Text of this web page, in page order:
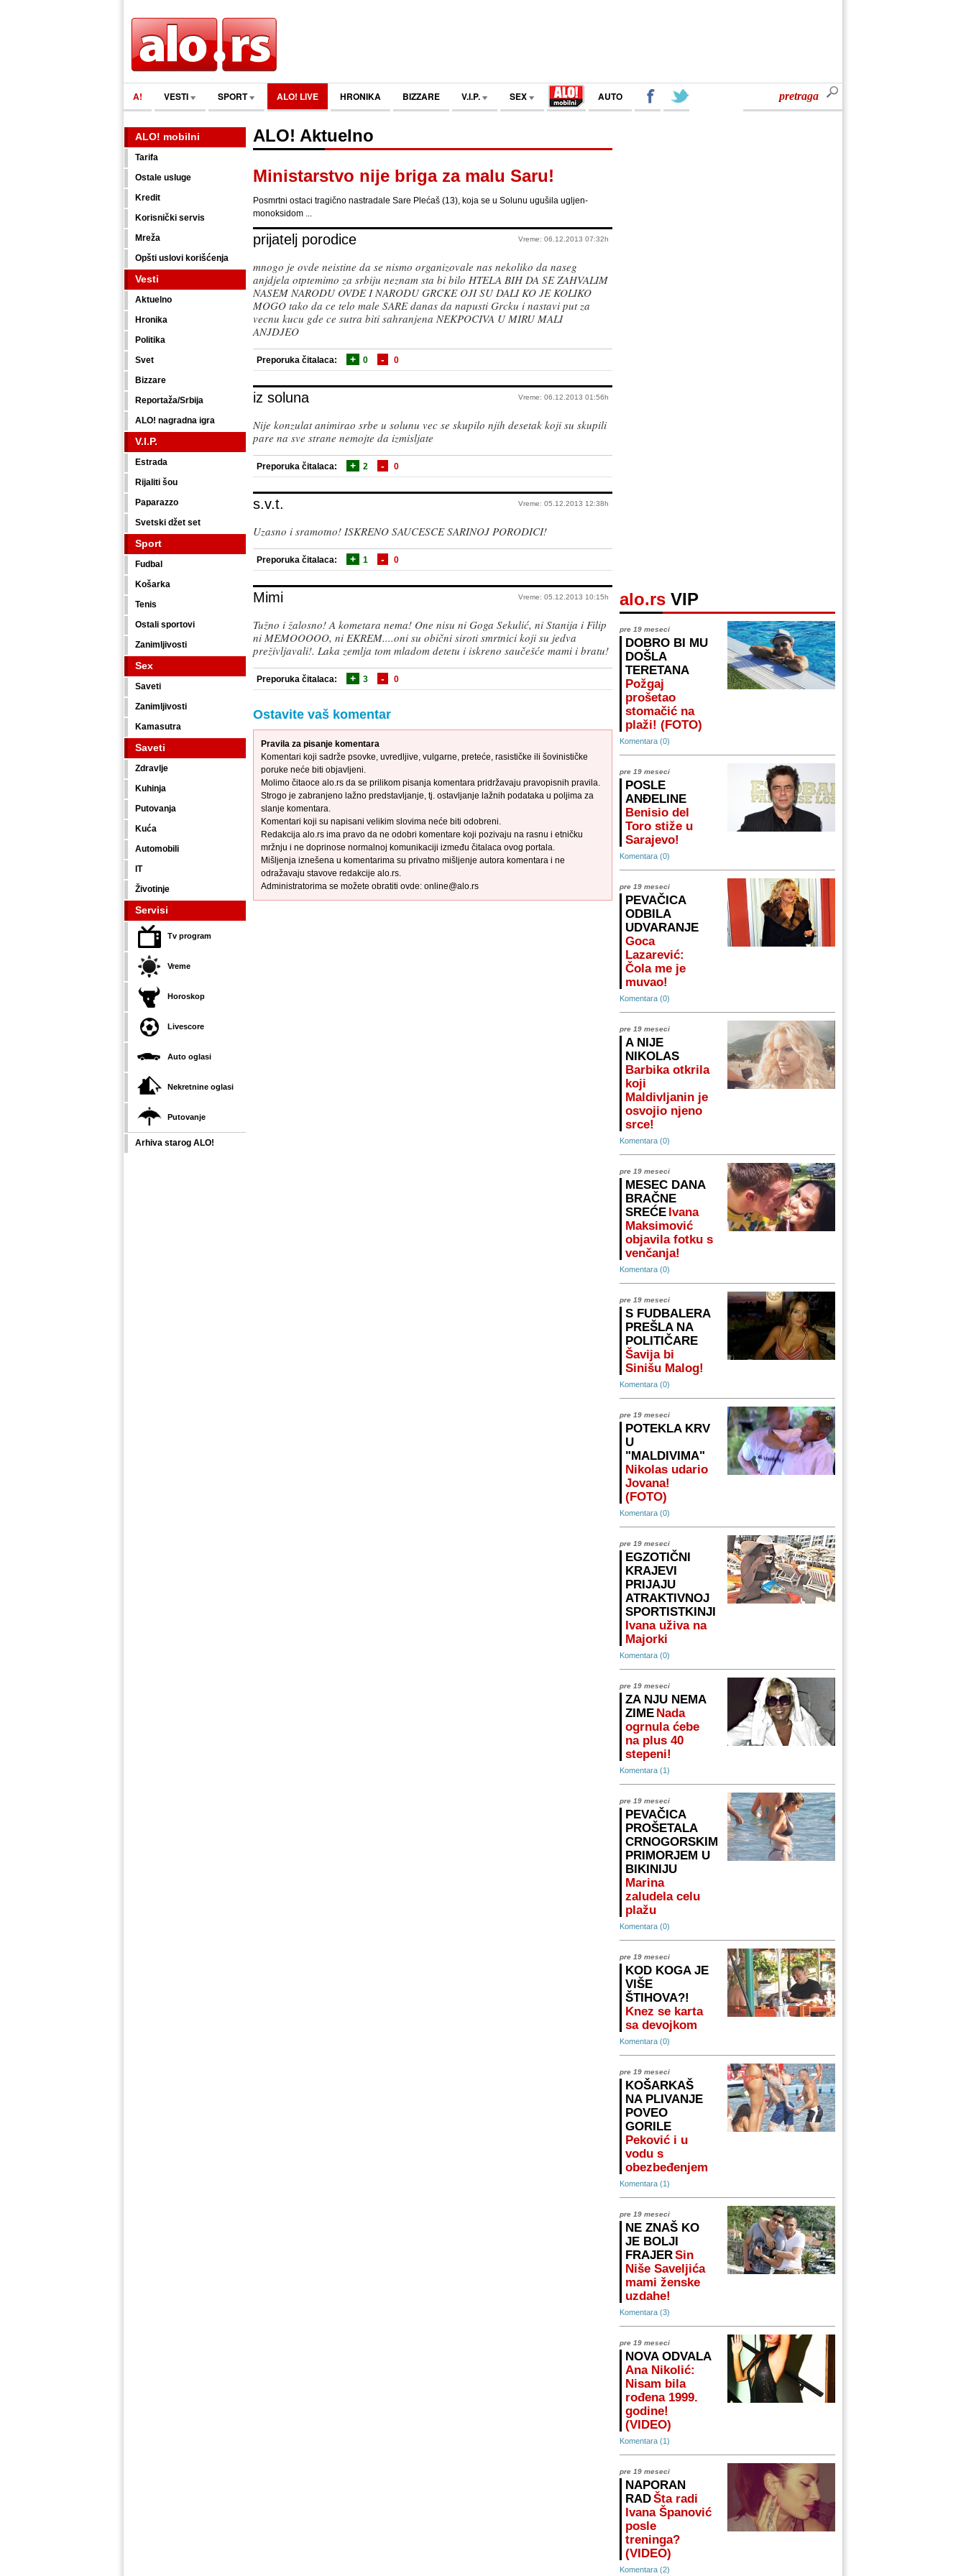
A! VESTI SPORT ALO! LIVE HRONIKA BIZZARE V.I.P. SEX AUTO
ALO! mobilni
Tarifa
Ostale usluge
Kredit
Korisnički servis
Mreža
Opšti uslovi korišćenja
Vesti
Aktuelno
Hronika
Politika
Svet
Bizzare
Reportaža/Srbija
ALO! nagradna igra
V.I.P.
Estrada
Rijaliti šou
Paparazzo
Svetski džet set
Sport
Fudbal
Košarka
Tenis
Ostali sportovi
Zanimljivosti
Sex
Saveti
Zanimljivosti
Kamasutra
Saveti
Zdravlje
Kuhinja
Putovanja
Kuća
Automobili
IT
Životinje
Servisi
Tv program
Vreme
Horoskop
Livescore
Auto oglasi
Nekretnine oglasi
Putovanje
Arhiva starog ALO!
ALO! Aktuelno
Ministarstvo nije briga za malu Saru!
Posmrtni ostaci tragično nastradale Sare Plećaš (13), koja se u Solunu ugušila ugljen-
monoksidom ...
prijatelj porodice Vreme: 06.12.2013 07:32h
mnogo je ovde neistine da se nismo organizovale nas nekoliko da naseg
anjdjela otptemimo za srbiju neznam sta bi bilo HTELA BIH DA SE ZAHVALIM
NASEM NARODU OVDE I NARODU GRCKE OJI SU DALI KO JE KOLIKO
MOGO tako da ce telo male SARE danas da napusti Grcku i nastavi put za
vecnu kucu gde ce sutra biti sahranjena NEKPOCIVA U MIRU MALI
ANJDJEO
Preporuka čitalaca: + 0 - 0
iz soluna Vreme: 06.12.2013 01:56h
Nije konzulat animirao srbe u solunu vec se skupilo njih desetak koji su skupili
pare na sve strane nemojte da izmisljate
Preporuka čitalaca: + 2 - 0
s.v.t. Vreme: 05.12.2013 12:38h
Uzasno i sramotno! ISKRENO SAUCESCE SARINOJ PORODICI!
Preporuka čitalaca: + 1 - 0
Mimi Vreme: 05.12.2013 10:15h
Tužno i žalosno! A kometara nema! One nisu ni Goga Sekulić, ni Stanija i Filip
ni MEMOOOOO, ni EKREM....oni su obični siroti smrtnici koji su jedva
preživljavali!. Laka zemlja tom mladom detetu i iskreno saučešće mami i bratu!
Preporuka čitalaca: + 3 - 0
Ostavite vaš komentar
Pravila za pisanje komentara
Komentari koji sadrže psovke, uvredljive, vulgarne, preteće, rasističke ili šovinističke
poruke neće biti objavljeni.
Molimo čitaoce alo.rs da se prilikom pisanja komentara pridržavaju pravopisnih pravila.
Strogo je zabranjeno lažno predstavljanje, tj. ostavljanje lažnih podataka u poljima za
slanje komentara.
Komentari koji su napisani velikim slovima neće biti odobreni.
Redakcija alo.rs ima pravo da ne odobri komentare koji pozivaju na rasnu i etničku
mržnju i ne doprinose normalnoj komunikaciji između čitalaca ovog portala.
Mišljenja iznešena u komentarima su privatno mišljenje autora komentara i ne
odražavaju stavove redakcije alo.rs.
Administratorima se možete obratiti ovde: online@alo.rs
alo.rs VIP
pre 19 meseci
DOBRO BI MU
DOŠLA
TERETANA
Požgaj
prošetao
stomačić na
plaži! (FOTO)
Komentara (0)
pre 19 meseci
POSLE
ANĐELINE
Benisio del
Toro stiže u
Sarajevo!
Komentara (0)
pre 19 meseci
PEVAČICA
ODBILA
UDVARANJE
Goca
Lazarević:
Čola me je
muvao!
Komentara (0)
pre 19 meseci
A NIJE
NIKOLAS
Barbika otkrila
koji
Maldivljanin je
osvojio njeno
srce!
Komentara (0)
pre 19 meseci
MESEC DANA
BRAČNE
SREĆE Ivana
Maksimović
objavila fotku s
venčanja!
Komentara (0)
pre 19 meseci
S FUDBALERA
PREŠLA NA
POLITIČARE
Šavija bi
Sinišu Malog!
Komentara (0)
pre 19 meseci
POTEKLA KRV
U
"MALDIVIMA"
Nikolas udario
Jovana!
(FOTO)
Komentara (0)
pre 19 meseci
EGZOTIČNI
KRAJEVI
PRIJAJU
ATRAKTIVNOJ
SPORTISTKINJI
Ivana uživa na
Majorki
Komentara (0)
pre 19 meseci
ZA NJU NEMA
ZIME Nada
ogrnula ćebe
na plus 40
stepeni!
Komentara (1)
pre 19 meseci
PEVAČICA
PROŠETALA
CRNOGORSKIM
PRIMORJEM U
BIKINIJU
Marina
zaludela celu
plažu
Komentara (0)
pre 19 meseci
KOD KOGA JE
VIŠE
ŠTIHOVA?!
Knez se karta
sa devojkom
Komentara (0)
pre 19 meseci
KOŠARKAŠ
NA PLIVANJE
POVEO
GORILE
Peković i u
vodu s
obezbeđenjem
Komentara (1)
pre 19 meseci
NE ZNAŠ KO
JE BOLJI
FRAJERSin
Niše Saveljića
mami ženske
uzdahe!
Komentara (3)
pre 19 meseci
NOVA ODVALA
Ana Nikolić:
Nisam bila
rođena 1999.
godine!
(VIDEO)
Komentara (1)
pre 19 meseci
NAPORAN
RADŠta radi
Ivana Španović
posle
treninga?
(VIDEO)
Komentara (2)